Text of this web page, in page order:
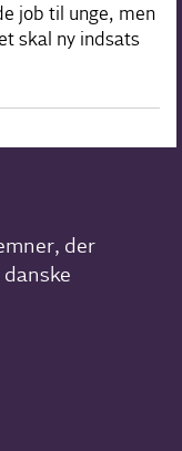
job til unge, men
skal ny indsats
der